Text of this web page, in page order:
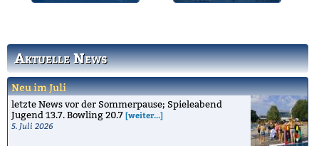
Aktuelle News
Neu im Juli
letzte News vor der Sommerpause; Spieleabend
Jugend 13.7. Bowling 20.7 [weiter...]
5. Juli 2026